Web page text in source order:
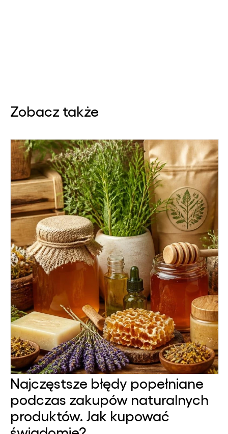
Zobacz także
Najczęstsze błędy popełniane
podczas zakupów naturalnych
produktów. Jak kupować